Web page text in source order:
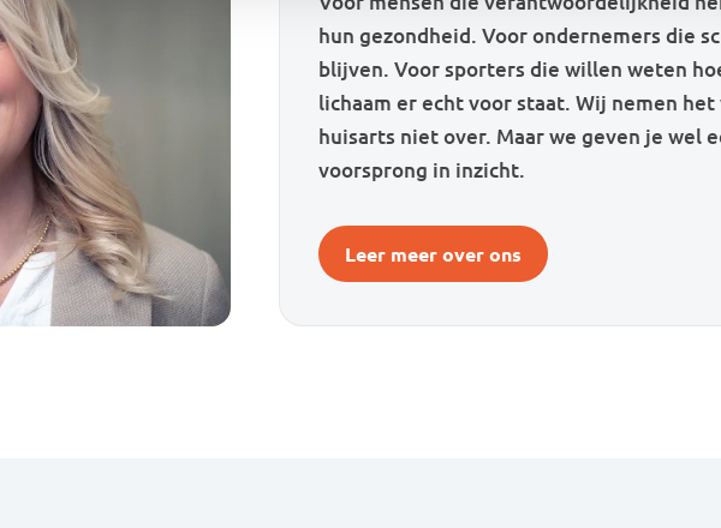
hun gezondheid. Voor ondernemers die
blijven. Voor sporters die willen weten
lichaam er echt voor staat. Wij nemen het
huisarts niet over. Maar we geven je wel
voorsprong in inzicht.
Leer meer over ons